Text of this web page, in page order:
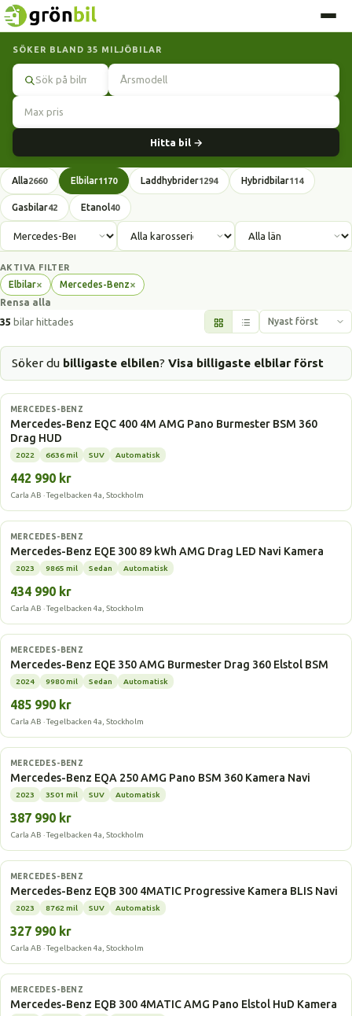
SÖKER BLAND 35 MILJÖBILAR
Hitta bil →
Alla2660 Elbilar1170 Laddhybrider1294 Hybridbilar114
Gasbilar42 Etanol40
AKTIVA FILTER
Elbilar×
Ta
bort
filter
Mercedes-Benz×
Ta
filter
Rensa alla
35 bilar hittades
Söker du billigaste elbilen? Visa billigaste elbilar först
Elbil
MERCEDES-BENZ
Mercedes-Benz EQC 400 4M AMG Pano Burmester BSM 360
Drag HUD
2022 6636 mil SUV Automatisk
442 990 kr
Carla AB · Tegelbacken 4a, Stockholm
Elbil
MERCEDES-BENZ
Mercedes-Benz EQE 300 89 kWh AMG Drag LED Navi Kamera
2023 9865 mil Sedan Automatisk
434 990 kr
Carla AB · Tegelbacken 4a, Stockholm
Elbil
MERCEDES-BENZ
Mercedes-Benz EQE 350 AMG Burmester Drag 360 Elstol BSM
2024 9980 mil Sedan Automatisk
485 990 kr
Carla AB · Tegelbacken 4a, Stockholm
Elbil
MERCEDES-BENZ
Mercedes-Benz EQA 250 AMG Pano BSM 360 Kamera Navi
2023 3501 mil SUV Automatisk
387 990 kr
Carla AB · Tegelbacken 4a, Stockholm
Elbil
MERCEDES-BENZ
Mercedes-Benz EQB 300 4MATIC Progressive Kamera BLIS Navi
2023 8762 mil SUV Automatisk
327 990 kr
Carla AB · Tegelbacken 4a, Stockholm
Elbil
MERCEDES-BENZ
Mercedes-Benz EQB 300 4MATIC AMG Pano Elstol HuD Kamera